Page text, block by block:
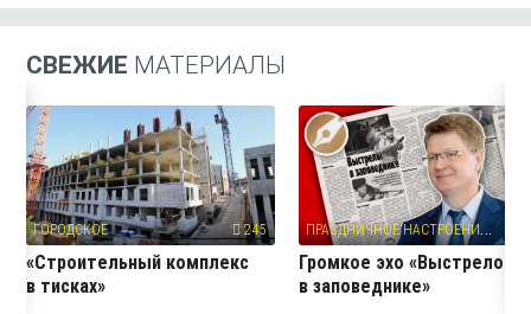
СВЕЖИЕ МАТЕРИАЛЫ
ГОРОДСКОЕ 245
«Строительный комплекс
в тисках»
П
РАЗДНИЧНОЕ НАСТРОЕНИЕ
Громкое эхо «Выстрелов
в заповеднике»